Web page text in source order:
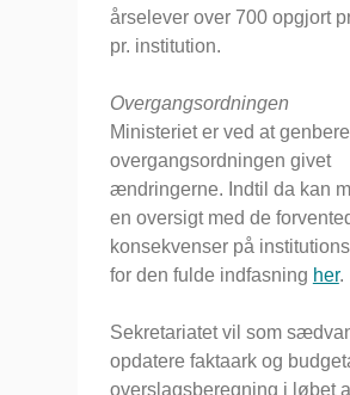
årselever over 700 opgjort
pr. institution.
Overgangsordningen
Ministeriet er ved at
overgangsordningen givet
ændringerne. Indtil da kan
en oversigt med de
konsekvenser på
for den fulde indfasning her.
Sekretariatet vil som
opdatere faktaark og
overslagsberegning i løbet